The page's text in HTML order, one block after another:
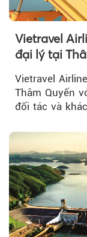
Vietravel
đại lý tại
đường bay
Vietravel
Thâm Quyến
đối tác và